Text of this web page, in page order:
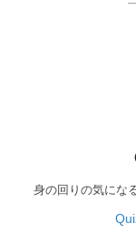
身の回りの気にな